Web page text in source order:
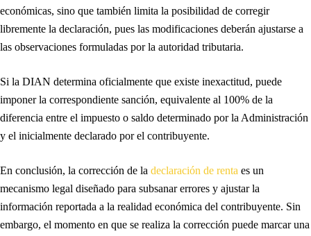
económicas, sino que también limita la posibilidad de corregir
libremente la declaración, pues las modificaciones deberán ajustarse a
las observaciones formuladas por la autoridad tributaria.
Si la DIAN determina oficialmente que existe inexactitud, puede
imponer la correspondiente sanción, equivalente al 100% de la
diferencia entre el impuesto o saldo determinado por la Administración
y el inicialmente declarado por el contribuyente.
En conclusión, la corrección de la declaración de renta es un
mecanismo legal diseñado para subsanar errores y ajustar la
información reportada a la realidad económica del contribuyente. Sin
embargo, el momento en que se realiza la corrección puede marcar una